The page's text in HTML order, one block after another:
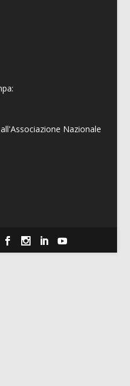
Nazionale